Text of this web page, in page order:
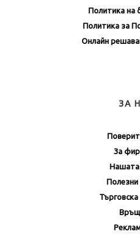
Политика на
Политика за
Онлайн
ЗА
За
Нашата
Полезни
Търговска